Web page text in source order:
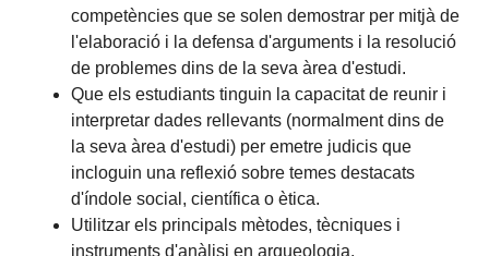
competències que se solen demostrar per mitjà de
l'elaboració i la defensa d'arguments i la resolució
de problemes dins de la seva àrea d'estudi.
Que els estudiants tinguin la capacitat de reunir i
interpretar dades rellevants (normalment dins de
la seva àrea d'estudi) per emetre judicis que
incloguin una reflexió sobre temes destacats
d'índole social, científica o ètica.
Utilitzar els principals mètodes, tècniques i
instruments d'anàlisi en arqueologia.